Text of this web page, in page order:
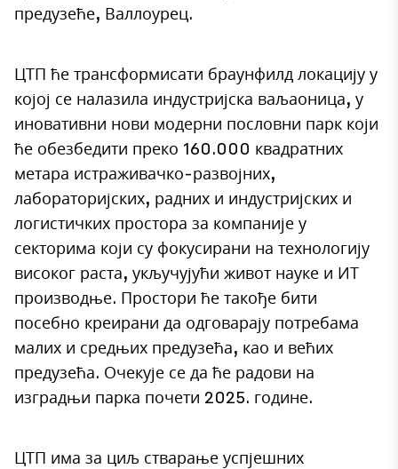
предузеће, Валлоурец.
ЦТП ће трансформисати браунфилд локацију у
којој се налазила индустријска ваљаоница, у
иновативни нови модерни пословни парк који
ће обезбедити преко 160.000 квадратних
метара истраживачко-развојних,
лабораторијских, радних и индустријских и
логистичких простора за компаније у
секторима који су фокусирани на технологију
високог раста, укључујући живот науке и ИТ
производње. Простори ће такође бити
посебно креирани да одговарају потребама
малих и средњих предузећа, као и већих
предузећа. Очекује се да ће радови на
изградњи парка почети 2025. године.
ЦТП има за циљ стварање успјешних